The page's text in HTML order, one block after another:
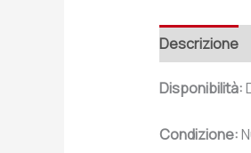
Descrizione
Disponibilità:
Condizione: